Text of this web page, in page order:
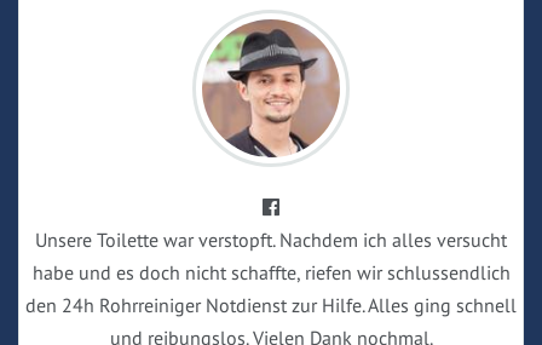
Unsere Toilette war verstopft. Nachdem ich alles versucht
habe und es doch nicht schaffte, riefen wir schlussendlich
den 24h Rohrreiniger Notdienst zur Hilfe. Alles ging schnell
und reibungslos. Vielen Dank nochmal.